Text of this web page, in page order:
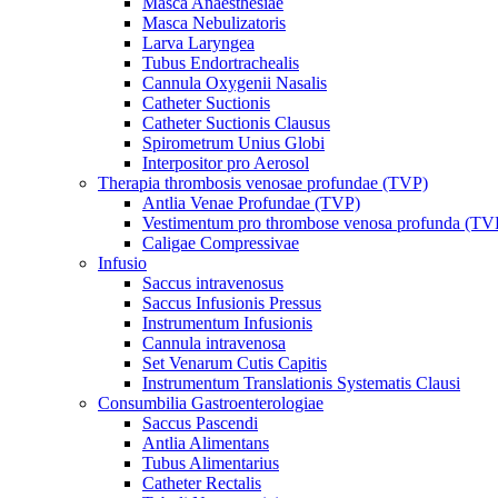
Masca Nebulizatoris
Larva Laryngea
Tubus Endortrachealis
Cannula Oxygenii Nasalis
Catheter Suctionis
Catheter Suctionis Clausus
Spirometrum Unius Globi
Interpositor pro Aerosol
Therapia thrombosis venosae profundae (TVP)
Antlia Venae Profundae (TVP)
Vestimentum pro thrombose venosa profunda
Caligae Compressivae
Infusio
Saccus intravenosus
Saccus Infusionis Pressus
Instrumentum Infusionis
Cannula intravenosa
Set Venarum Cutis Capitis
Instrumentum Translationis Systematis Clausi
Consumbilia Gastroenterologiae
Saccus Pascendi
Antlia Alimentans
Tubus Alimentarius
Catheter Rectalis